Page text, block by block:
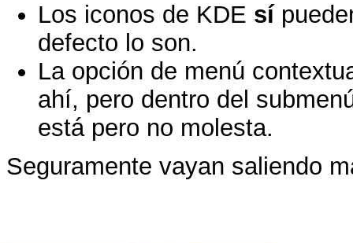
Los iconos de KDE sí
defecto lo son.
La opción de menú
ahí, pero dentro del
está pero no molesta.
Seguramente vayan saliendo